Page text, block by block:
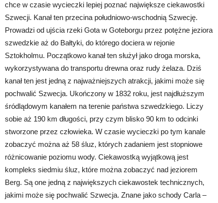
chce w czasie wycieczki lepiej poznać największe ciekawostki
Szwecji. Kanał ten przecina południowo-wschodnią Szwecję.
Prowadzi od ujścia rzeki Gota w Goteborgu przez potężne jeziora
szwedzkie aż do Bałtyki, do którego dociera w rejonie
Sztokholmu. Początkowo kanał ten służył jako droga morska,
wykorzystywana do transportu drewna oraz rudy żelaza. Dziś
kanał ten jest jedną z najważniejszych atrakcji, jakimi może się
pochwalić Szwecja. Ukończony w 1832 roku, jest najdłuższym
śródlądowym kanałem na terenie państwa szwedzkiego. Liczy
sobie aż 190 km długości, przy czym blisko 90 km to odcinki
stworzone przez człowieka. W czasie wycieczki po tym kanale
zobaczyć można aż 58 śluz, których zadaniem jest stopniowe
różnicowanie poziomu wody. Ciekawostką wyjątkową jest
kompleks siedmiu śluz, które można zobaczyć nad jeziorem
Berg. Są one jedną z największych ciekawostek technicznych,
jakimi może się pochwalić Szwecja. Znane jako schody Carla –